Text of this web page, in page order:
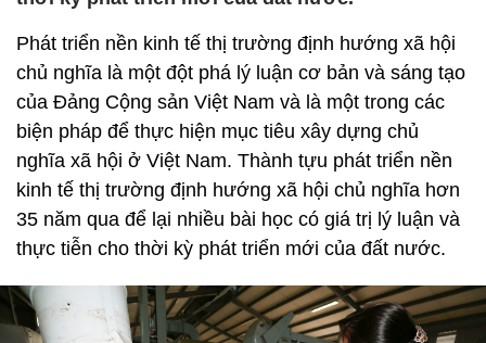
Phát triển nền kinh tế thị trường định hướng xã hội
chủ nghĩa là một đột phá lý luận cơ bản và sáng tạo
của Đảng Cộng sản Việt Nam và là một trong các
biện pháp để thực hiện mục tiêu xây dựng chủ
nghĩa xã hội ở Việt Nam. Thành tựu phát triển nền
kinh tế thị trường định hướng xã hội chủ nghĩa hơn
35 năm qua để lại nhiều bài học có giá trị lý luận và
thực tiễn cho thời kỳ phát triển mới của đất nước.